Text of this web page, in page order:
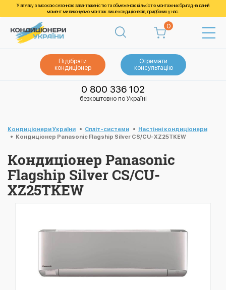
У зв’язку з високою сезонною завантаженістю та обмеженою кількістю монтажних бригад на даний
момент ми виконуємо монтаж лише кондиціонерів, придбаних у нас.
0
Підібрати
кондиціонер
Отримати
консультацію
0 800 336 102
безкоштовно по Україні
Кондиціонери України Спліт-системи
Настінні кондиціонери
Кондиціонер Panasonic Flagship Silver CS/CU-XZ25TKEW
Кондиціонер Panasonic
Flagship Silver CS/CU-
XZ25TKEW